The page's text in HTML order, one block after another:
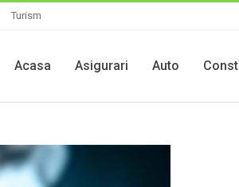
Turism
Acasa Asigurari Auto